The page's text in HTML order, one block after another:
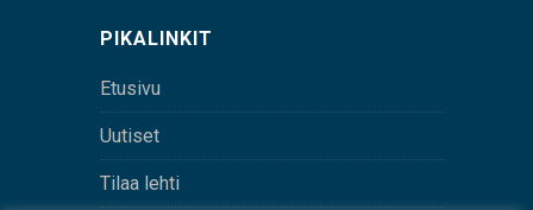
PIKALINKIT
Etusivu
Uutiset
Tilaa lehti